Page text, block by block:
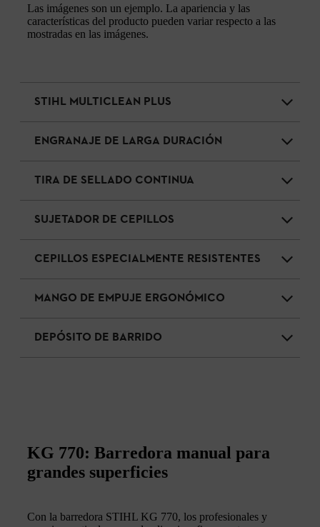
Las imágenes son un ejemplo. La apariencia y las
características del producto pueden variar respecto a las
mostradas en las imágenes.
STIHL MULTICLEAN PLUS
ENGRANAJE DE LARGA DURACIÓN
TIRA DE SELLADO CONTINUA
SUJETADOR DE CEPILLOS
CEPILLOS ESPECIALMENTE RESISTENTES
MANGO DE EMPUJE ERGONÓMICO
DEPÓSITO DE BARRIDO
KG 770: Barredora manual para
grandes superficies
Con la barredora STIHL KG 770, los profesionales y